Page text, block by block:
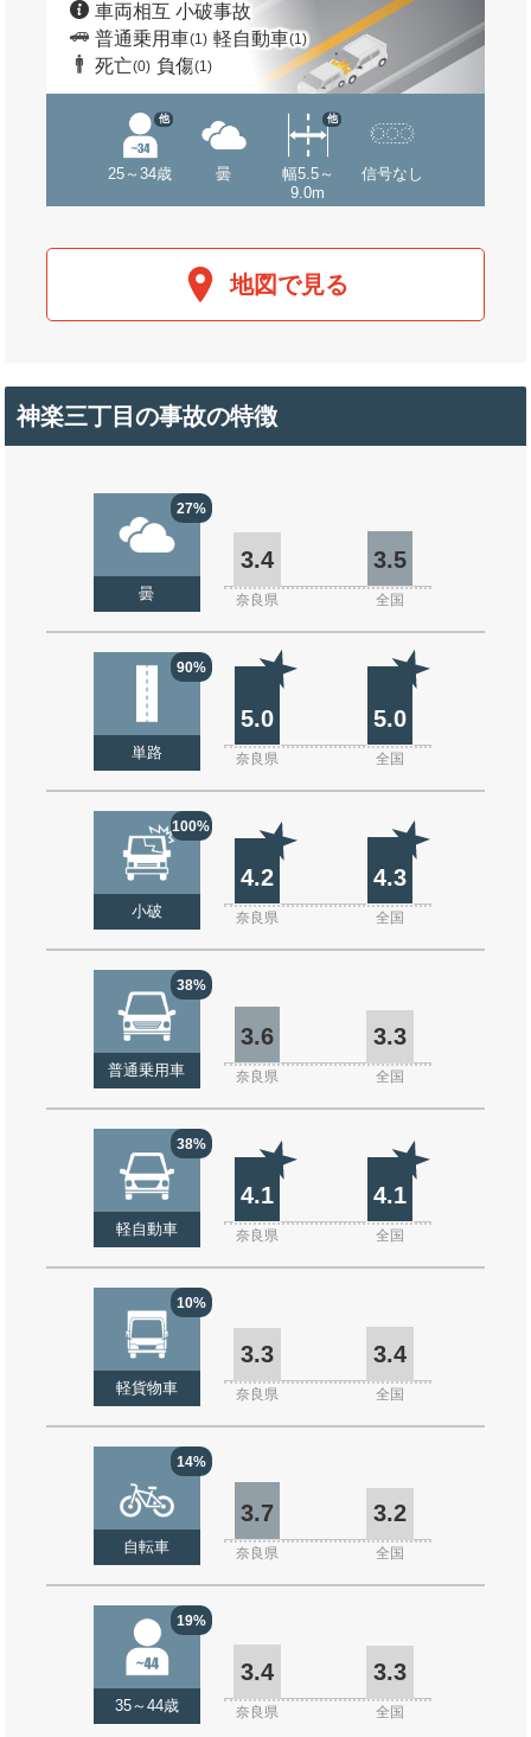
車両相互 小破事故
普通乗用車(1) 軽自動車(1)
死亡(0) 負傷(1)
25～34歳
他
曇
幅5.5～
9.0m
他
信号なし
地図で見る
神楽三丁目の事故の特徴
27%
曇
3.4 3.5
奈良県 全国
90%
単路
5.0 5.0
奈良県 全国
100%
小破
4.2 4.3
奈良県 全国
38%
普通乗用車
3.6 3.3
奈良県 全国
38%
軽自動車
4.1 4.1
奈良県 全国
10%
軽貨物車
3.3 3.4
奈良県 全国
14%
自転車
3.7 3.2
奈良県 全国
19%
35～44歳
3.4 3.3
奈良県 全国